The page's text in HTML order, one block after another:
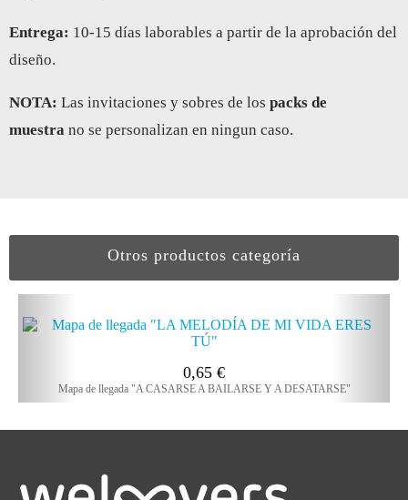
Entrega: 10-15 días laborables a partir de la aprobación del
diseño.
NOTA: Las invitaciones y sobres de los packs de
muestra no se personalizan en ningun caso.
Otros productos categoría
0,65 €
Mapa de llegada "A CASARSE A BAILARSE Y A DESATARSE"